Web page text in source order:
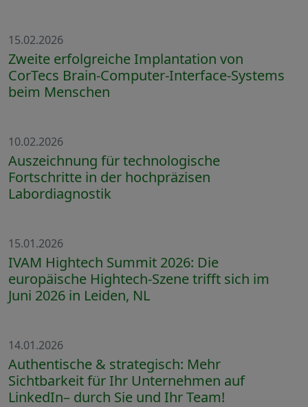
15.02.2026
Zweite erfolgreiche Implantation von
CorTecs Brain-Computer-Interface-Systems
beim Menschen
10.02.2026
Auszeichnung für technologische
Fortschritte in der hochpräzisen
Labordiagnostik
15.01.2026
IVAM Hightech Summit 2026: Die
europäische Hightech-Szene trifft sich im
Juni 2026 in Leiden, NL
14.01.2026
Authentische & strategisch: Mehr
Sichtbarkeit für Ihr Unternehmen auf
LinkedIn– durch Sie und Ihr Team!